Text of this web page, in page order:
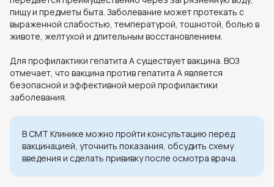
пищу и предметы быта. Заболевание может протекать с
выраженной слабостью, температурой, тошнотой, болью в
животе, желтухой и длительным восстановлением.
Для профилактики гепатита А существует вакцина. ВОЗ
отмечает, что вакцина против гепатита А является
безопасной и эффективной мерой профилактики
заболевания.
В СМТ Клинике можно пройти консультацию перед
вакцинацией, уточнить показания, обсудить схему
введения и сделать прививку после осмотра врача.